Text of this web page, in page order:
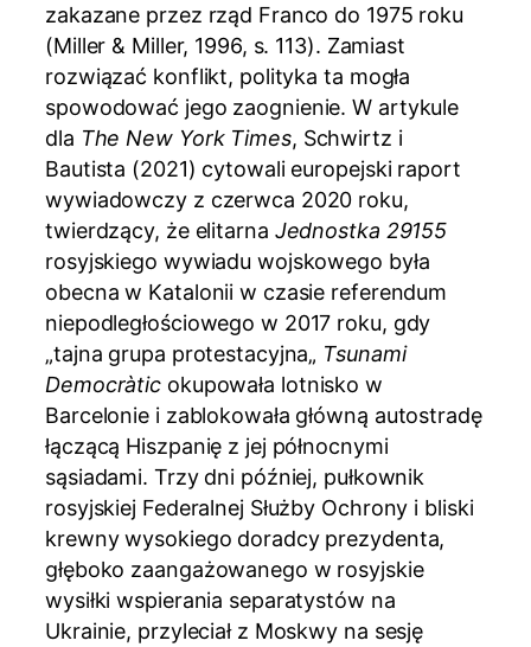
zakazane przez rząd Franco do 1975 roku
(Miller & Miller, 1996, s. 113). Zamiast
rozwiązać konflikt, polityka ta mogła
spowodować jego zaognienie. W artykule
dla The New York Times, Schwirtz i
Bautista (2021) cytowali europejski raport
wywiadowczy z czerwca 2020 roku,
twierdzący, że elitarna Jednostka 29155
rosyjskiego wywiadu wojskowego była
obecna w Katalonii w czasie referendum
niepodległościowego w 2017 roku, gdy
„tajna grupa protestacyjna„ Tsunami
Democràtic okupowała lotnisko w
Barcelonie i zablokowała główną autostradę
łączącą Hiszpanię z jej północnymi
sąsiadami. Trzy dni później, pułkownik
rosyjskiej Federalnej Służby Ochrony i bliski
krewny wysokiego doradcy prezydenta,
głęboko zaangażowanego w rosyjskie
wysiłki wspierania separatystów na
Ukrainie, przyleciał z Moskwy na sesję